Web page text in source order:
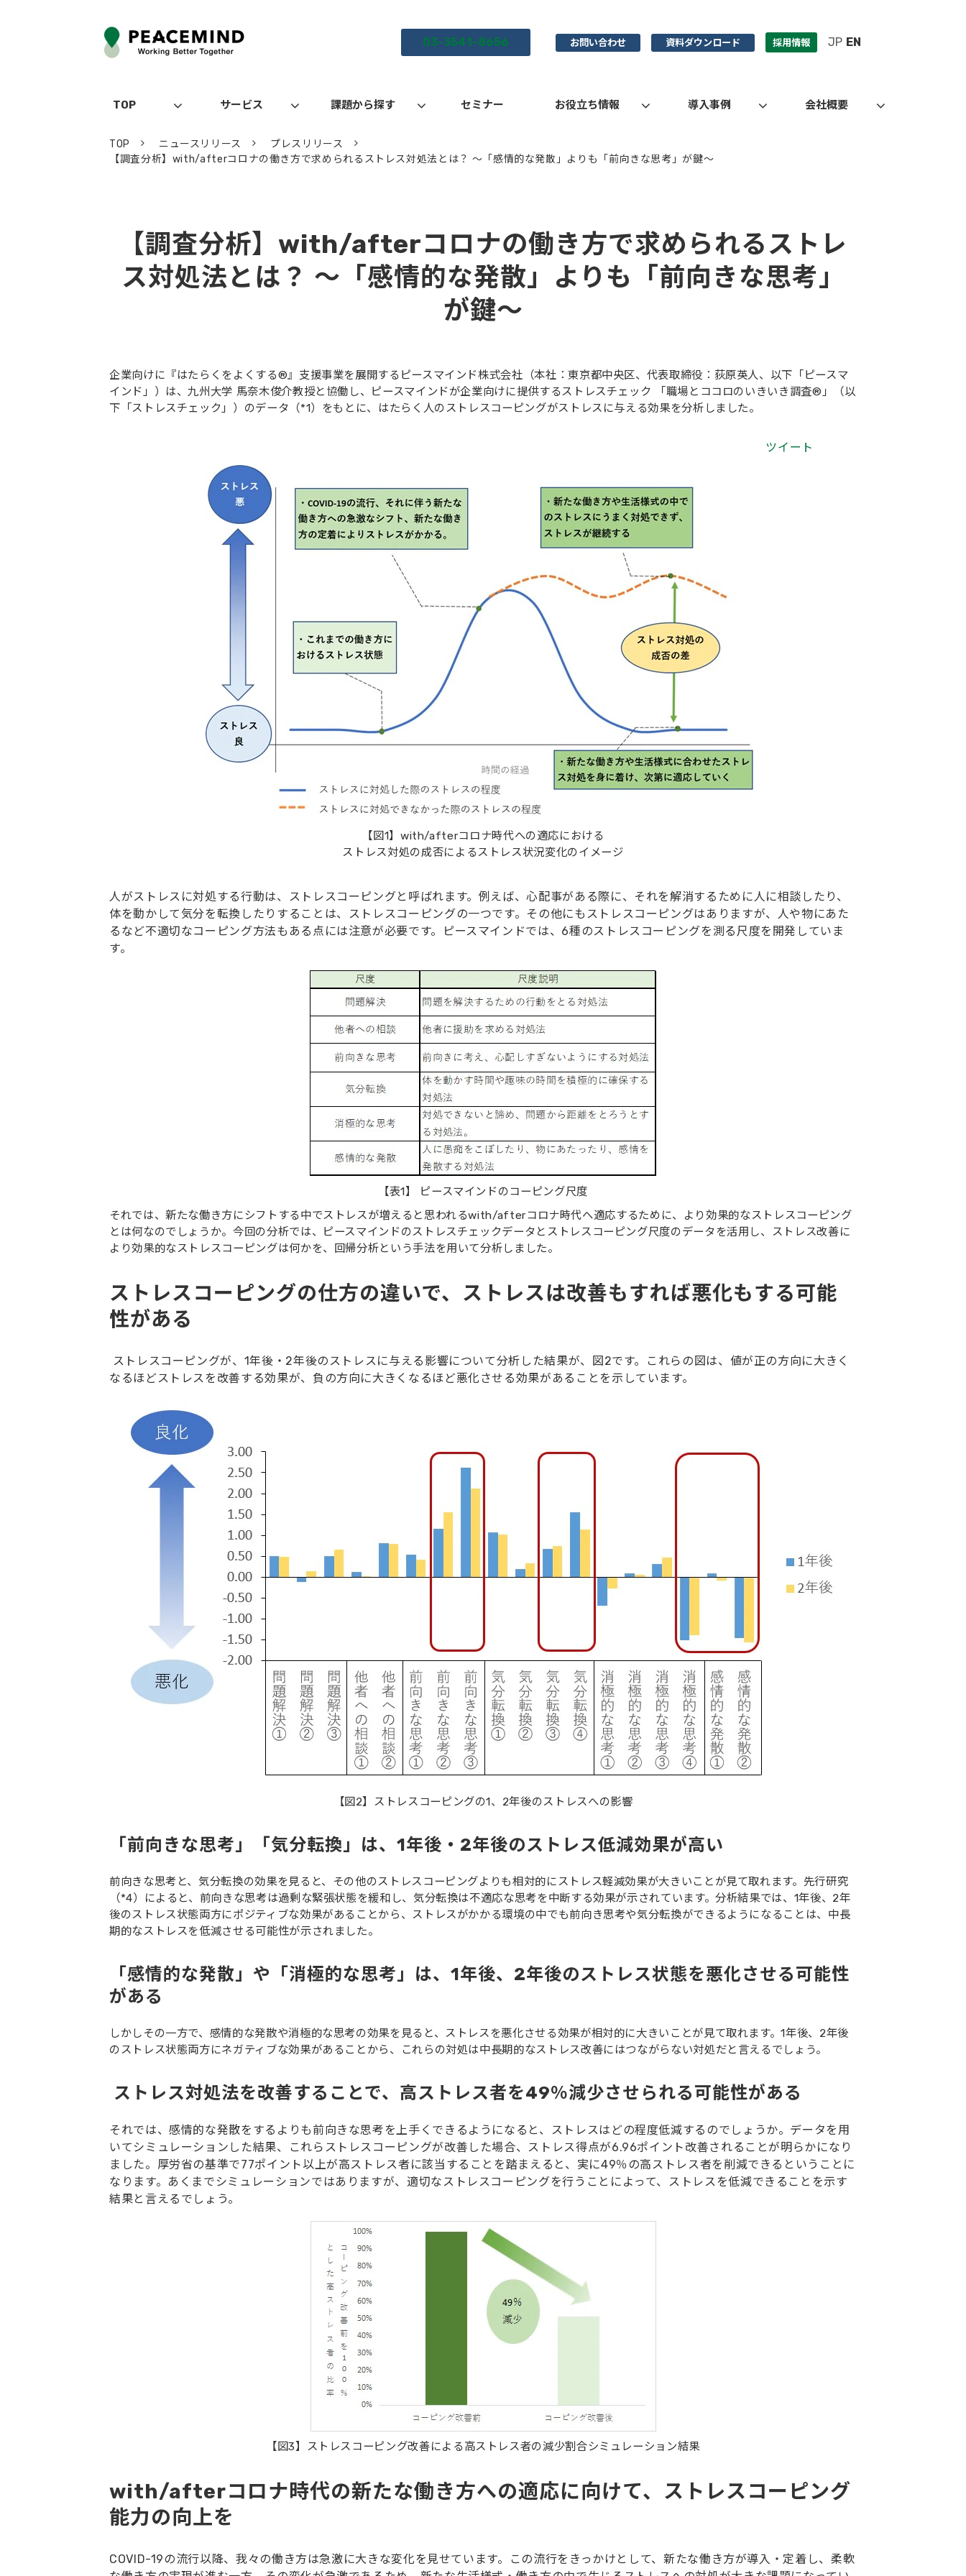
03-3541-8656 お問い合わせ 資料ダウンロード 採用情報 JP EN
TOP サービス 課題から探す セミナー お役立ち情報 導入事例 会社概要
TOP ニュースリリース
プレスリリース
【調査分析】with/afterコロナの働き方で求められるストレス対処法とは？ ～「感情的な発散」よりも「前向きな思考」が鍵～
【調査分析】with/afterコロナの働き方で求められるストレ
ス対処法とは？ ～「感情的な発散」よりも「前向きな思考」
が鍵～
企業向けに『はたらくをよくする®』支援事業を展開するピースマインド株式会社（本社：東京都中央区、代表取締役：荻原英人、以下「ピースマ
インド」）は、九州大学 馬奈木俊介教授と協働し、ピースマインドが企業向けに提供するストレスチェック 「職場とココロのいきいき調査®」（以
下「ストレスチェック」）のデータ（*1）をもとに、はたらく人のストレスコーピングがストレスに与える効果を分析しました。
ツイート
【図1】with/afterコロナ時代への適応における
ストレス対処の成否によるストレス状況変化のイメージ
人がストレスに対処する行動は、ストレスコーピングと呼ばれます。例えば、心配事がある際に、それを解消するために人に相談したり、
体を動かして気分を転換したりすることは、ストレスコーピングの一つです。その他にもストレスコーピングはありますが、人や物にあた
るなど不適切なコーピング方法もある点には注意が必要です。ピースマインドでは、6種のストレスコーピングを測る尺度を開発していま
す。
【表1】 ピースマインドのコーピング尺度
それでは、新たな働き方にシフトする中でストレスが増えると思われるwith/afterコロナ時代へ適応するために、より効果的なストレスコーピング
とは何なのでしょうか。今回の分析では、ピースマインドのストレスチェックデータとストレスコーピング尺度のデータを活用し、ストレス改善に
より効果的なストレスコーピングは何かを、回帰分析という手法を用いて分析しました。
ストレスコーピングの仕方の違いで、ストレスは改善もすれば悪化もする可能
性がある
ストレスコーピングが、1年後・2年後のストレスに与える影響について分析した結果が、図2です。これらの図は、値が正の方向に大きく
なるほどストレスを改善する効果が、負の方向に大きくなるほど悪化させる効果があることを示しています。
【図2】ストレスコーピングの1、2年後のストレスへの影響
「前向きな思考」「気分転換」は、1年後・2年後のストレス低減効果が高い
前向きな思考と、気分転換の効果を見ると、その他のストレスコーピングよりも相対的にストレス軽減効果が大きいことが見て取れます。先行研究
（*4）によると、前向きな思考は過剰な緊張状態を緩和し、気分転換は不適応な思考を中断する効果が示されています。分析結果では、1年後、2年
後のストレス状態両方にポジティブな効果があることから、ストレスがかかる環境の中でも前向き思考や気分転換ができるようになることは、中長
期的なストレスを低減させる可能性が示されました。
「感情的な発散」や「消極的な思考」は、1年後、2年後のストレス状態を悪化させる可能性
がある
しかしその一方で、感情的な発散や消極的な思考の効果を見ると、ストレスを悪化させる効果が相対的に大きいことが見て取れます。1年後、2年後
のストレス状態両方にネガティブな効果があることから、これらの対処は中長期的なストレス改善にはつながらない対処だと言えるでしょう。
ストレス対処法を改善することで、高ストレス者を49％減少させられる可能性がある
それでは、感情的な発散をするよりも前向きな思考を上手くできるようになると、ストレスはどの程度低減するのでしょうか。データを用
いてシミュレーションした結果、これらストレスコーピングが改善した場合、ストレス得点が6.96ポイント改善されることが明らかになり
ました。厚労省の基準で77ポイント以上が高ストレス者に該当することを踏まえると、実に49％の高ストレス者を削減できるということに
なります。あくまでシミュレーションではありますが、適切なストレスコーピングを行うことによって、ストレスを低減できることを示す
結果と言えるでしょう。
【図3】ストレスコーピング改善による高ストレス者の減少割合シミュレーション結果
with/afterコロナ時代の新たな働き方への適応に向けて、ストレスコーピング
能力の向上を
COVID-19の流行以降、我々の働き方は急激に大きな変化を見せています。この流行をきっかけとして、新たな働き方が導入・定着し、柔軟